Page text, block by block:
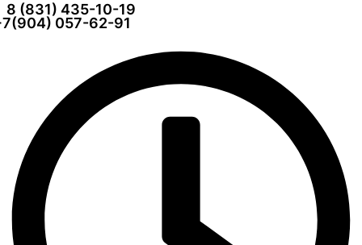
8 (831) 435-10-19
057-62-91